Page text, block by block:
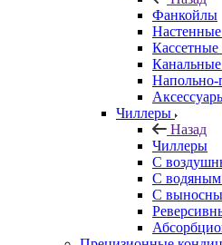
Фанкойлы
Напольно-
Чиллеры
Назад
Чиллеры
С
С
С